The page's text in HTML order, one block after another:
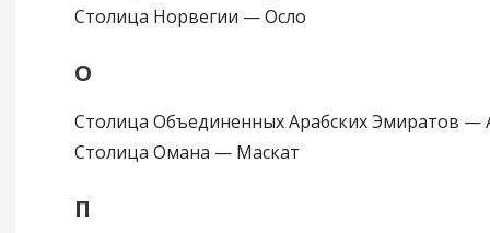
Столица Норвегии — Осло
О
Столица Объединенных Арабских Эмиратов —
Столица Омана — Маскат
П